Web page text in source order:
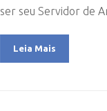
ser seu Servidor de
Leia Mais